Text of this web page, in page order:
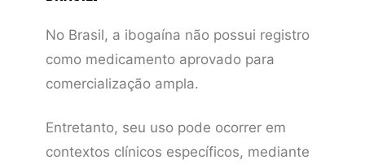
No Brasil, a ibogaína não possui registro
como medicamento aprovado para
comercialização ampla.
Entretanto, seu uso pode ocorrer em
contextos clínicos específicos, mediante